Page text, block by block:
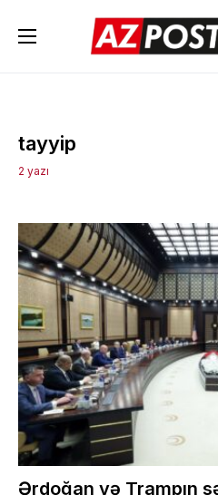
tayyip
2 yazı
Ərdoğan və Trampın